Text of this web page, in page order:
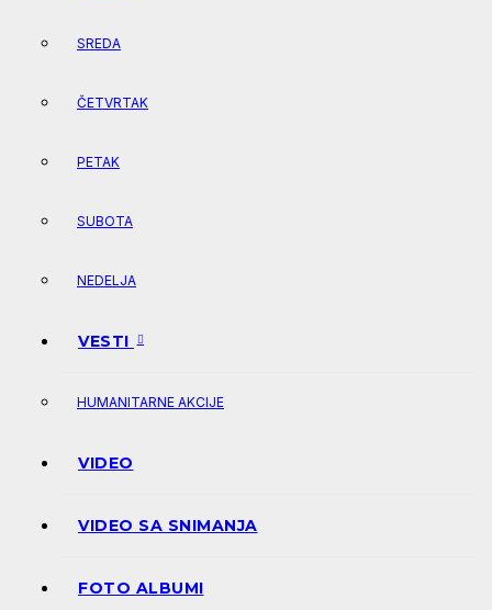
SREDA
ČETVRTAK
PETAK
SUBOTA
NEDELJA
VESTI
HUMANITARNE AKCIJE
VIDEO
VIDEO SA SNIMANJA
FOTO ALBUMI